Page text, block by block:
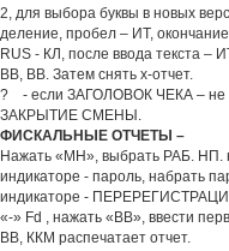
2, для выбора буквы в новых
деление, пробел – ИТ,
RUS - КЛ, после ввода текста –
ВВ, ВВ. Затем снять х-отчет.
? - если ЗАГОЛОВОК ЧЕКА – не
ЗАКРЫТИЕ СМЕНЫ.
ФИСКАЛЬНЫЕ ОТЧЕТЫ –
Нажать «МН», выбрать РАБ. НП.
индикаторе - пароль, набрать
индикаторе -
«-» Fd , нажать «ВВ», ввести
ВВ, ККМ распечатает отчет.